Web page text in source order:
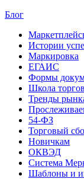
Блог
Истории
Маркировка
ЕГАИС
Формы
Школа
Тренды
54-ФЗ
Торговый
Новичкам
ОКВЭД
Система
Шаблоны и